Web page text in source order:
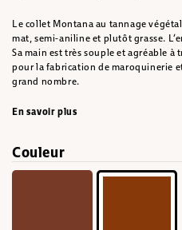
Le collet Montana au tannage
mat, semi-aniline et plutôt grasse.
Sa main est très souple et agréable
pour la fabrication de maroquinerie
grand nombre.
En savoir plus
Couleur